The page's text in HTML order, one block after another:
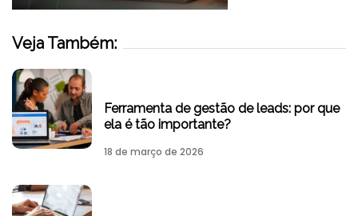
Veja Também:
Ferramenta de gestão de leads: por que
ela é tão importante?
18 de março de 2026